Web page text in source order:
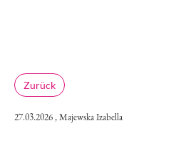
Zurück
27.03.2026, Majewska Izabella